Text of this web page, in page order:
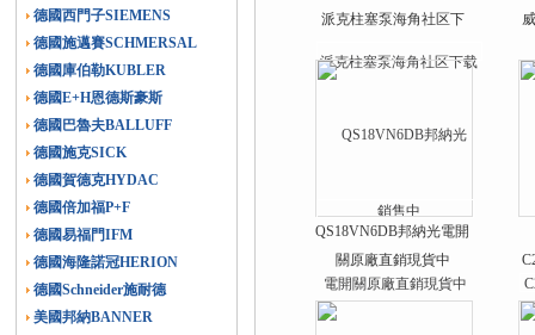
德國西門子SIEMENS
德國施邁賽SCHMERSAL
德國庫伯勒KUBLER
德國E+H恩德斯豪斯
德國巴魯夫BALLUFF
德國施克SICK
德國賀德克HYDAC
德國倍加福P+F
德國易福門IFM
德國海隆諾冠HERION
德國Schneider施耐德
美國邦納BANNER
派克柱塞泵海角社区下
QS18VN6DB邦納光電開
關原廠直銷現貨中